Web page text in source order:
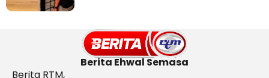
Berita Ehwal Semasa
Berita RTM,